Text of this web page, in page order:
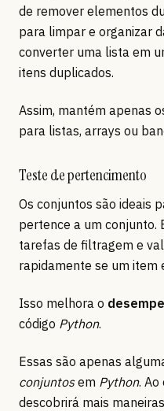
de remover elementos
para limpar e organizar
converter uma lista em
itens duplicados.
Assim, mantém apenas
para listas, arrays ou
Teste de pertencimento
Os conjuntos são ideais
pertence a um conjunto.
tarefas de filtragem e
rapidamente se um item
Isso melhora o
código Python.
Essas são apenas
conjuntosem Python.
descobrirá mais